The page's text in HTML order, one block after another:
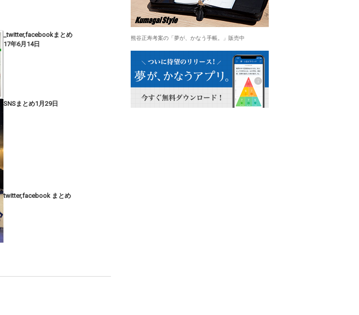
_twitter,facebookまとめ
17年6月14日
SNSまとめ1月29日
twitter,facebook まとめ
熊谷正寿考案の「夢が、かなう手帳。」販売中